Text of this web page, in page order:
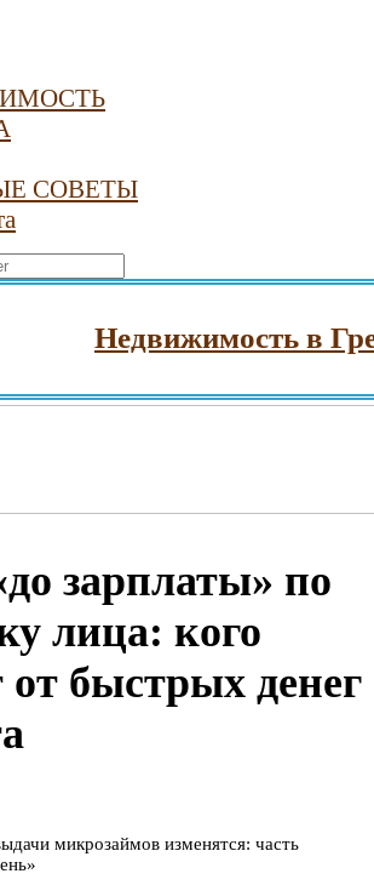
СОВЕТЫ
Недвижимость в
зарплаты» по
лица: кого
от быстрых денег
микрозаймов изменятся: часть